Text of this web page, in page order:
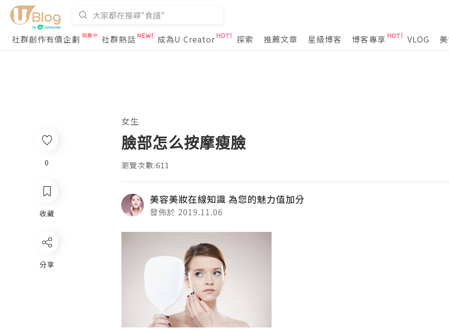
社群創作有價企劃
社群熱話 成為U Creator 探索 推薦文章 星級博客 博客專享 VLOG
女生
臉部怎么按摩瘦臉
瀏覽次數:611
美容美妝在線知識 為您的魅力值加分
發佈於 2019.11.06
0
收藏
分享